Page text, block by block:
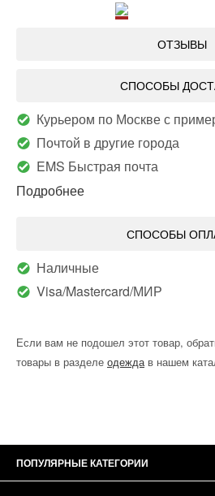
ОТЗЫВЫ
СПОСОБЫ
Курьером по Москве с
Почтой в другие города
EMS Быстрая почта
Подробнее
СПОСОБЫ
Наличные
Visa/Mastercard/МИР
Если вам не подошел этот товар,
товары в разделе одежда в нашем
ПОПУЛЯРНЫЕ КАТЕГОРИИ